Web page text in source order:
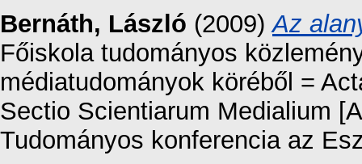
Bernáth, László (2009)Az
Főiskola tudományos
médiatudományok köréből =
Sectio Scientiarum Medialium
Tudományos konferencia az